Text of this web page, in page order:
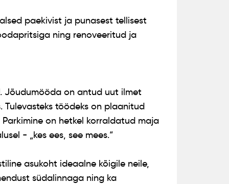
paekivist ja punasest tellisest
ning renoveeritud ja
Jõudumööda on antud uut ilmet
töödeks on plaanitud
on hetkel korraldatud maja
- „kes ees, see mees.“
asukoht ideaalne kõigile neile,
südalinnaga ning ka